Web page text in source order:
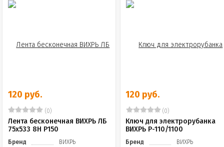
120 руб.
(0)
Лента бесконечная ВИХРЬ ЛБ
75х533 8Н P150
Бренд
ВИХРЬ
120 руб.
(0)
Ключ для электрорубанка
ВИХРЬ Р-110/1100
Бренд
ВИХРЬ